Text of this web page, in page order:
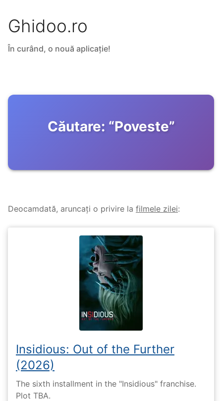
Ghidoo.ro
În curând, o nouă aplicație!
Căutare: “Poveste”
Deocamdată, aruncați o privire la filmele zilei:
Insidious: Out of the Further
(2026)
The sixth installment in the "Insidious" franchise.
Plot TBA.